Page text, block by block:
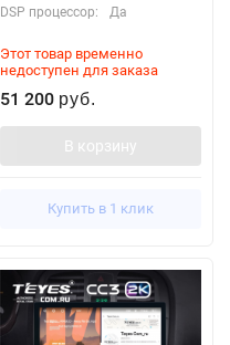
DSP процессор: Да
Этот товар временно
недоступен для заказа
51 200 руб.
В корзину
Купить в 1 клик